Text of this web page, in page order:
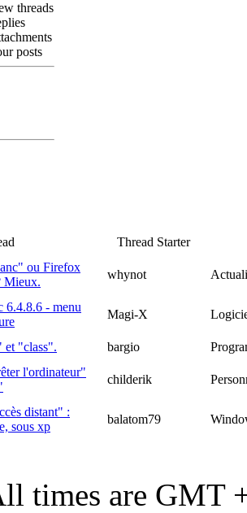
threads
posts
Thread Starter
ou Firefox
Mieux.
whynot
6.4.8.6 - menu
Magi-X
et "class". bargio
l'ordinateur"
childerik
distant" :
sous xp
balatom79
times are GMT